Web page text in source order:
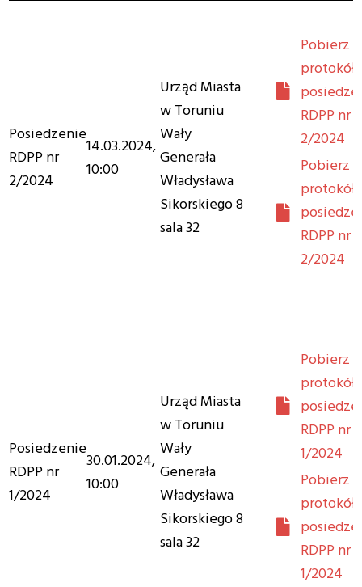
Posiedzenie
RDPP nr
2/2024
14.03.2024,
10:00
Urząd Miasta
w Toruniu
Wały
Generała
Władysława
Sikorskiego 8
sala 32
Pobierz
protokół
RDPP nr
2/2024
Pobierz
protokół
RDPP nr
2/2024
Posiedzenie
RDPP nr
1/2024
30.01.2024,
10:00
Urząd Miasta
w Toruniu
Wały
Generała
Władysława
Sikorskiego 8
sala 32
Pobierz
protokół
RDPP nr
1/2024
Pobierz
protokół
RDPP nr
1/2024